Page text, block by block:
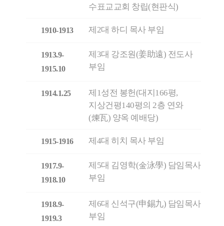
수표교교회 창립(현판식)
1910-1913 제2대 하디 목사 부임
1913.9-
1915.10
제3대 강조원(姜助遠) 전도사
부임
1914.1.25
제1성전 봉헌(대지166평,
지상건평140평의 2층 연와
(煉瓦) 양옥 예배당)
1915-1916 제4대 히치 목사 부임
1917.9-
1918.10
제5대 김영학(金泳學) 담임목사
부임
1918.9-
1919.3
제6대 신석구(申錫九) 담임목사
부임